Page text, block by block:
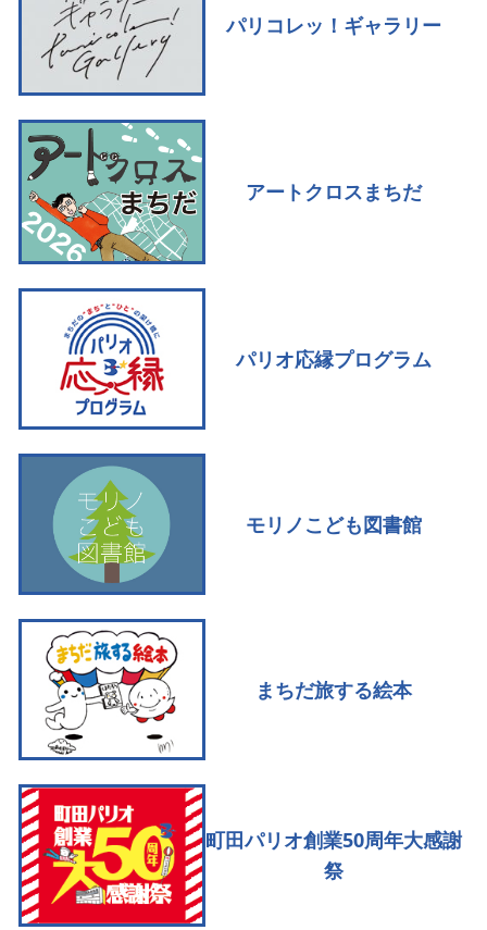
パリコレッ！ギャラリー
アートクロスまちだ
パリオ応縁プログラム
モリノこども図書館
まちだ旅する絵本
町田パリオ創業50周年大感謝
祭